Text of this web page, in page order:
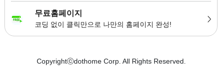
무료홈페이지
코딩 없이 클릭만으로 나만의 홈페이지 완성!
Copyrightⓒdothome Corp. All Rights Reserved.